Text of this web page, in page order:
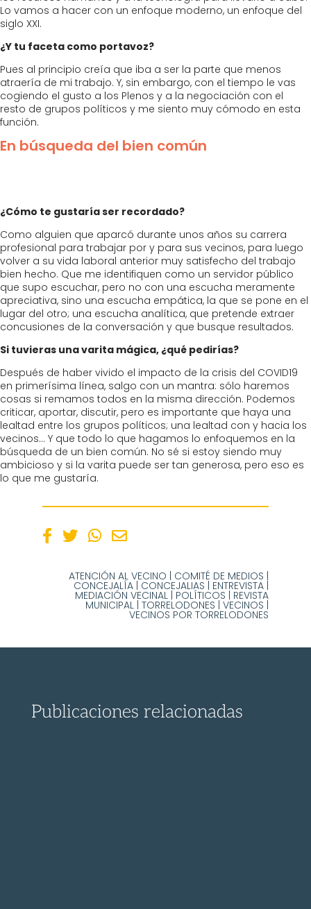
Lo vamos a hacer con un enfoque moderno, un enfoque del
siglo XXI.
¿Y tu faceta como portavoz?
Pues al principio creía que iba a ser la parte que menos
atraería de mi trabajo. Y, sin embargo, con el tiempo le vas
cogiendo el gusto a los Plenos y a la negociación con el
resto de grupos políticos y me siento muy cómodo en esta
función.
En búsqueda del bien común
¿Cómo te gustaría ser recordado?
Como alguien que aparcó durante unos años su carrera
profesional para trabajar por y para sus vecinos, para luego
volver a su vida laboral anterior muy satisfecho del trabajo
bien hecho. Que me identifiquen como un servidor público
que supo escuchar, pero no con una escucha meramente
apreciativa, sino una escucha empática, la que se pone en el
lugar del otro; una escucha analítica, que pretende extraer
concusiones de la conversación y que busque resultados.
Si tuvieras una varita mágica, ¿qué pedirías?
Después de haber vivido el impacto de la crisis del COVID19
en primerísima línea, salgo con un mantra: sólo haremos
cosas si remamos todos en la misma dirección. Podemos
criticar, aportar, discutir, pero es importante que haya una
lealtad entre los grupos políticos; una lealtad con y hacia los
vecinos… Y que todo lo que hagamos lo enfoquemos en la
búsqueda de un bien común. No sé si estoy siendo muy
ambicioso y si la varita puede ser tan generosa, pero eso es
lo que me gustaría.
ATENCIÓN AL VECINO COMITÉ DE MEDIOS
CONCEJALÍA CONCEJALIAS ENTREVISTA
MEDIACIÓN VECINAL POLÍTICOS REVISTA
MUNICIPAL |TORRELODONES |VECINOS
VECINOS POR TORRELODONES
Publicaciones relacionadas